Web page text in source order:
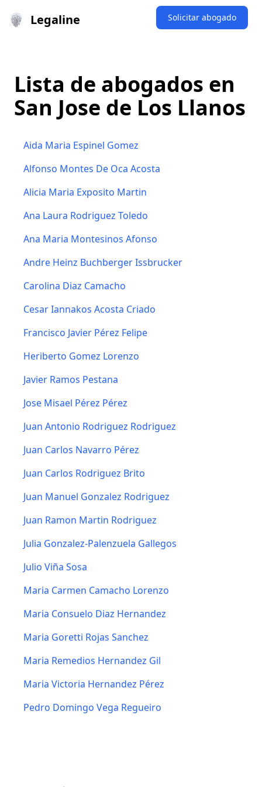
Legaline Solicitar abogado
Lista de abogados en
San Jose de Los Llanos
Aida Maria Espinel Gomez
Alfonso Montes De Oca Acosta
Alicia Maria Exposito Martin
Ana Laura Rodriguez Toledo
Ana Maria Montesinos Afonso
Andre Heinz Buchberger Issbrucker
Carolina Diaz Camacho
Cesar Iannakos Acosta Criado
Francisco Javier Pérez Felipe
Heriberto Gomez Lorenzo
Javier Ramos Pestana
Jose Misael Pérez Pérez
Juan Antonio Rodriguez Rodriguez
Juan Carlos Navarro Pérez
Juan Carlos Rodriguez Brito
Juan Manuel Gonzalez Rodriguez
Juan Ramon Martin Rodriguez
Julia Gonzalez-Palenzuela Gallegos
Julio Viña Sosa
Maria Carmen Camacho Lorenzo
Maria Consuelo Diaz Hernandez
Maria Goretti Rojas Sanchez
Maria Remedios Hernandez Gil
Maria Victoria Hernandez Pérez
Pedro Domingo Vega Regueiro